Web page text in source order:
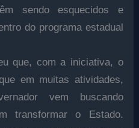
sendo esquecidos e
do programa estadual
que, com a iniciativa, o
em muitas atividades,
vem buscando
transformar o Estado.